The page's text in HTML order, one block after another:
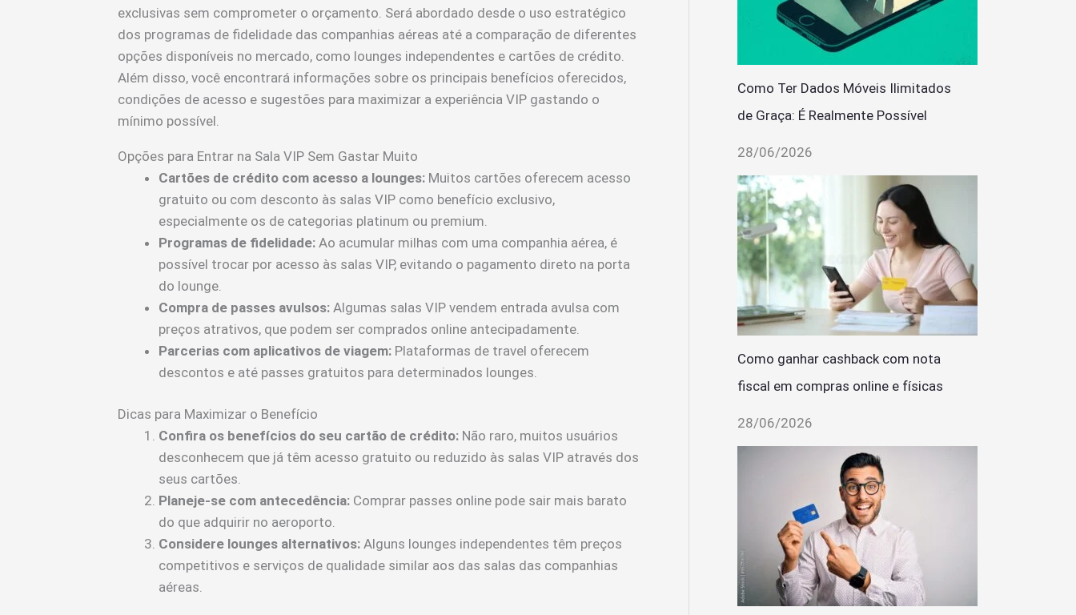
exclusivas sem comprometer o orçamento. Será abordado desde o uso estratégico
dos programas de fidelidade das companhias aéreas até a comparação de diferentes
opções disponíveis no mercado, como lounges independentes e cartões de crédito.
Além disso, você encontrará informações sobre os principais benefícios oferecidos,
condições de acesso e sugestões para maximizar a experiência VIP gastando o
mínimo possível.
Opções para Entrar na Sala VIP Sem Gastar Muito
Cartões de crédito com acesso a lounges: Muitos cartões oferecem acesso
gratuito ou com desconto às salas VIP como benefício exclusivo,
especialmente os de categorias platinum ou premium.
Programas de fidelidade: Ao acumular milhas com uma companhia aérea, é
possível trocar por acesso às salas VIP, evitando o pagamento direto na porta
do lounge.
Compra de passes avulsos: Algumas salas VIP vendem entrada avulsa com
preços atrativos, que podem ser comprados online antecipadamente.
Parcerias com aplicativos de viagem: Plataformas de travel oferecem
descontos e até passes gratuitos para determinados lounges.
Dicas para Maximizar o Benefício
Confira os benefícios do seu cartão de crédito: Não raro, muitos usuários
desconhecem que já têm acesso gratuito ou reduzido às salas VIP através dos
seus cartões.
Planeje-se com antecedência: Comprar passes online pode sair mais barato
do que adquirir no aeroporto.
Considere lounges alternativos: Alguns lounges independentes têm preços
competitivos e serviços de qualidade similar aos das salas das companhias
aéreas.
Como Ter Dados Móveis Ilimitados
de Graça: É Realmente Possível
28/06/2026
Como ganhar cashback com nota
fiscal em compras online e físicas
28/06/2026